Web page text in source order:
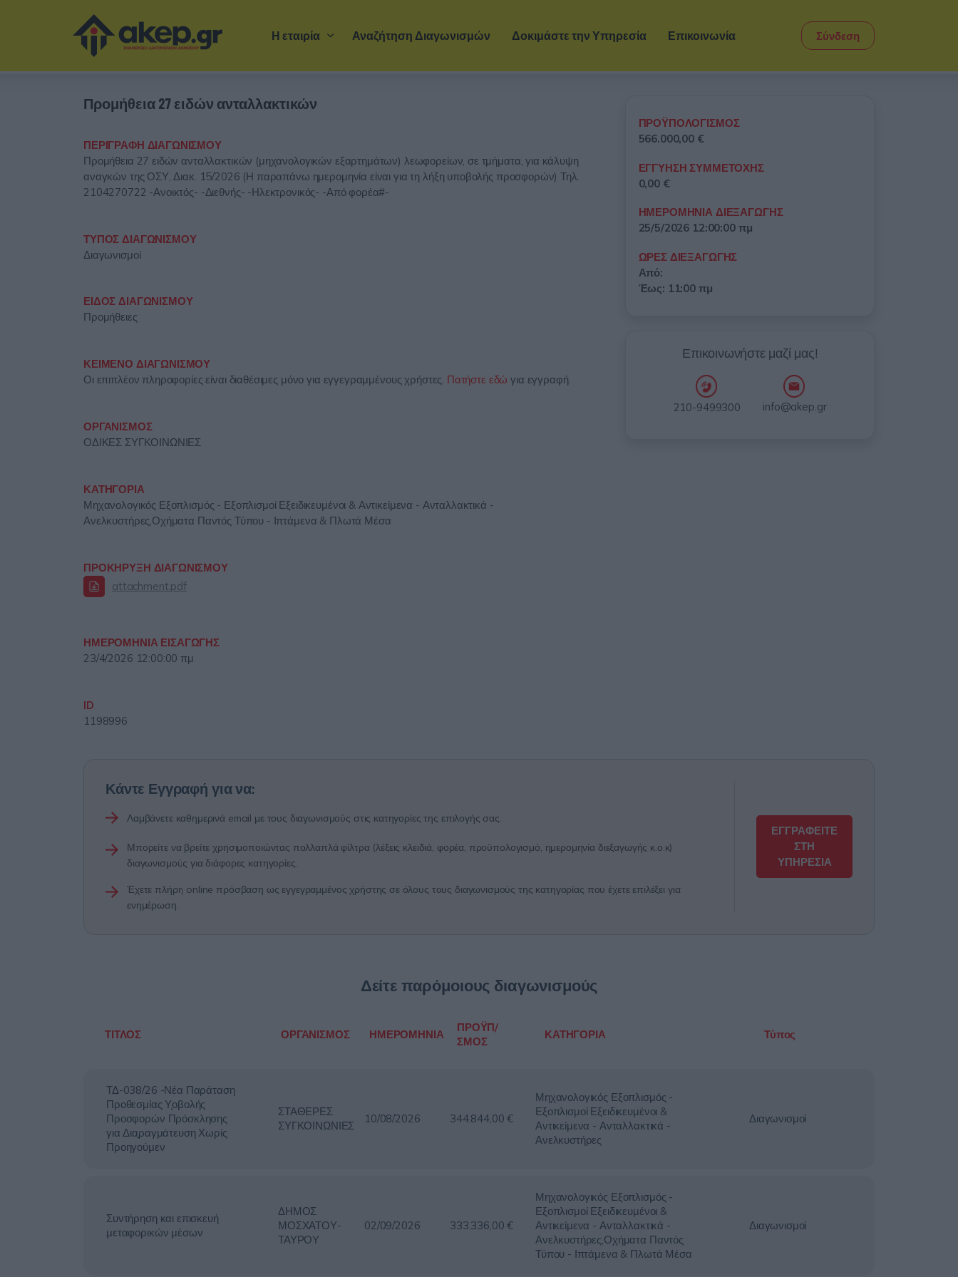
Η εταιρία
Αναζήτηση Διαγωνισμών Δοκιμάστε την Υπηρεσία Επικοινωνία Σύνδεση
Προμήθεια 27 ειδών ανταλλακτικών
ΠΕΡΙΓΡΑΦΗ ΔΙΑΓΩΝΙΣΜΟΥ
Προμήθεια 27 ειδών ανταλλακτικών (μηχανολογικών εξαρτημάτων) λεωφορείων, σε τμήματα, για κάλυψη
αναγκών της ΟΣΥ, Διακ. 15/2026 (Η παραπάνω ημερομηνία είναι για τη λήξη υποβολής προσφορών) Τηλ.
2104270722 -Ανοικτός- -Διεθνής- -Ηλεκτρονικός- -Από φορέα#-
ΤΥΠΟΣ ΔΙΑΓΩΝΙΣΜΟΥ
Διαγωνισμοί
ΕΙΔΟΣ ΔΙΑΓΩΝΙΣΜΟΥ
Προμήθειες
ΚΕΙΜΕΝΟ ΔΙΑΓΩΝΙΣΜΟΥ
Οι επιπλέον πληροφορίες είναι διαθέσιμες μόνο για εγγεγραμμένους χρήστες. Πατήστε εδώ για εγγραφή.
ΟΡΓΑΝΙΣΜΟΣ
ΟΔΙΚΕΣ ΣΥΓΚΟΙΝΩΝΙΕΣ
ΚΑΤΗΓΟΡΙΑ
Μηχανολογικός Εξοπλισμός - Εξοπλισμοί Εξειδικευμένοι & Αντικείμενα - Ανταλλακτικά -
Ανελκυστήρες,Οχήματα Παντός Τύπου - Ιπτάμενα & Πλωτά Μέσα
ΠΡΟΚΗΡΥΞΗ ΔΙΑΓΩΝΙΣΜΟΥ
attachment.pdf
ΗΜΕΡΟΜΗΝΙΑ ΕΙΣΑΓΩΓΗΣ
23/4/2026 12:00:00 πμ
ID
1198996
ΠΡΟΫΠΟΛΟΓΙΣΜΟΣ
566.000,00 €
ΕΓΓΥΗΣΗ ΣΥΜΜΕΤΟΧΗΣ
0,00 €
ΗΜΕΡΟΜΗΝΙΑ ΔΙΕΞΑΓΩΓΗΣ
25/5/2026 12:00:00 πμ
ΩΡΕΣ ΔΙΕΞΑΓΩΓΗΣ
Από:
Έως: 11:00 πμ
Επικοινωνήστε μαζί μας!
210-9499300 info@akep.gr
Κάντε Εγγραφή για να:
Λαμβάνετε καθημερινά email με τους διαγωνισμούς στις κατηγορίες της επιλογής σας.
Μπορείτε να βρείτε χρησιμοποιώντας πολλαπλά φίλτρα (λέξεις κλειδιά, φορέα, προϋπολογισμό, ημερομηνία διεξαγωγής κ.ο.κ)
διαγωνισμούς για διάφορες κατηγορίες.
Έχετε πλήρη online πρόσβαση ως εγγεγραμμένος χρήστης σε όλους τους διαγωνισμούς της κατηγορίας που έχετε επιλέξει για
ενημέρωση.
ΕΓΓΡΑΦΕΙΤΕ
ΣΤΗ
ΥΠΗΡΕΣΙΑ
Δείτε παρόμοιους διαγωνισμούς
ΤΙΤΛΟΣ ΟΡΓΑΝΙΣΜΟΣ ΗΜΕΡΟΜΗΝΙΑ
ΠΡΟΫΠ/
ΣΜΟΣ
ΚΑΤΗΓΟΡΙΑ Τύπος
ΤΔ-038/26 -Νέα Παράταση
Προθεσμίας Υ̟οβολής
Προσφορών Πρόσκλησης
για Δια̟ραγμάτευση Χωρίς
Προηγούμεν
ΣΤΑΘΕΡΕΣ
ΣΥΓΚΟΙΝΩΝΙΕΣ
10/08/2026 344.844,00 €
Μηχανολογικός Εξοπλισμός -
Εξοπλισμοί Εξειδικευμένοι &
Αντικείμενα - Ανταλλακτικά -
Ανελκυστήρες
Διαγωνισμοί
Συντήρηση και επισκευή
μεταφορικών μέσων
ΔΗΜΟΣ
ΜΟΣΧΑΤΟΥ-
ΤΑΥΡΟΥ
02/09/2026 333.336,00 €
Μηχανολογικός Εξοπλισμός -
Εξοπλισμοί Εξειδικευμένοι &
Αντικείμενα - Ανταλλακτικά -
Ανελκυστήρες,Οχήματα Παντός
Τύπου - Ιπτάμενα & Πλωτά Μέσα
Διαγωνισμοί